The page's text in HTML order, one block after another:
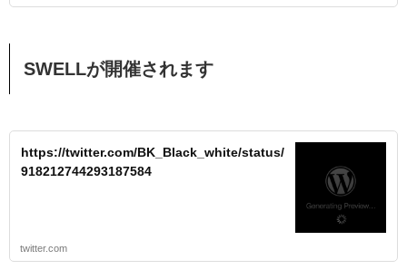
SWELLが開催されます
https://twitter.com/BK_Black_white/status/
918212744293187584
twitter.com